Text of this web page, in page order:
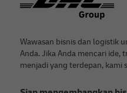
Wawasan bisnis dan logistik
Anda. Jika Anda mencari ide,
menjadi yang terdepan, kami